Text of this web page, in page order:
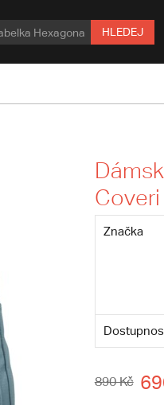
HLEDEJ
Coveri
Značka
890 Kč